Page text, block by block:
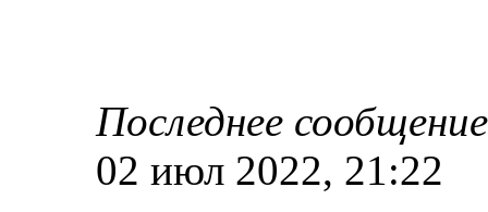
Последнее
02 июл 2022, 21:22